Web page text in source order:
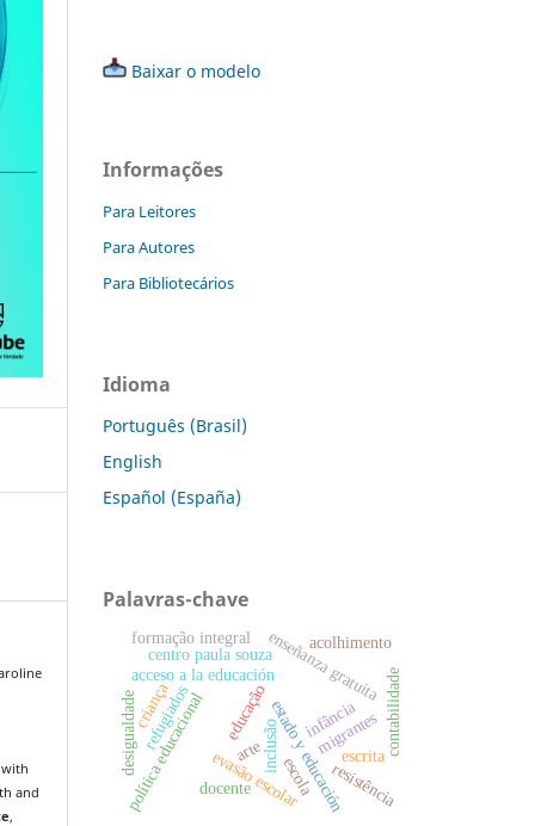
with
and
,
Baixar o modelo
Informações
Para Leitores
Para Autores
Para Bibliotecários
Idioma
Português (Brasil)
English
Español (España)
Palavras-chave
política educacional estado y educación
acceso a la educaciónenseñanza gratuita
evasão escolar
centro paula souza
educação
refugiados migrantes
inclusão
acolhimento
formação integral
docente
contabilidade
infância
criança
desigualdade
escola resistência
arte escrita